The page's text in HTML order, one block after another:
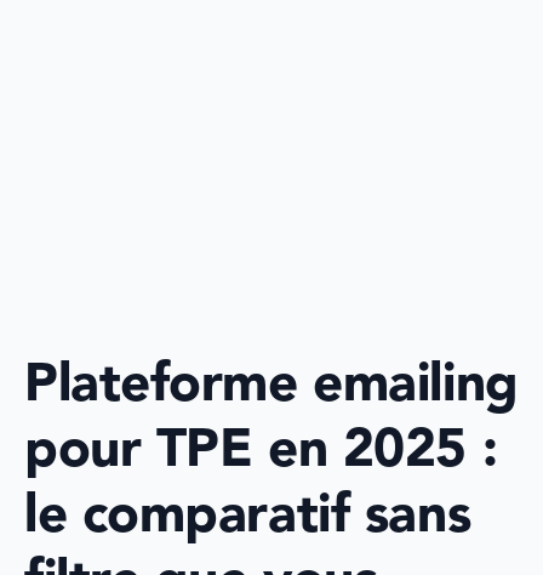
Plateforme emailing
pour TPE en 2025 :
le comparatif sans